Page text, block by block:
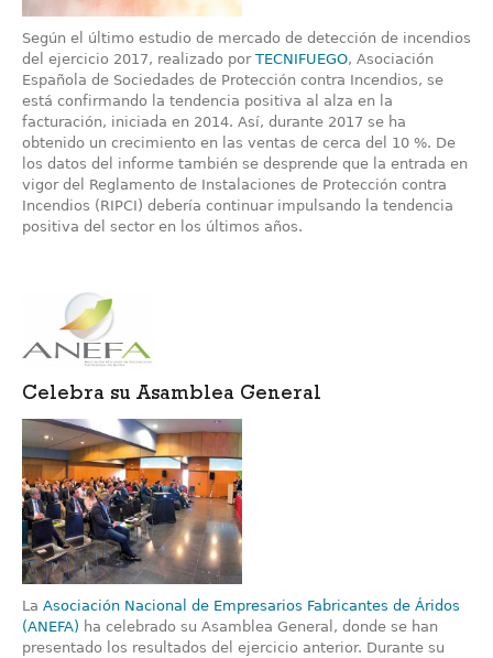
Según el último estudio de mercado de detección de incendios
del ejercicio 2017, realizado por TECNIFUEGO, Asociación
Española de Sociedades de Protección contra Incendios, se
está confirmando la tendencia positiva al alza en la
facturación, iniciada en 2014. Así, durante 2017 se ha
obtenido un crecimiento en las ventas de cerca del 10 %. De
los datos del informe también se desprende que la entrada en
vigor del Reglamento de Instalaciones de Protección contra
Incendios (RIPCI) debería continuar impulsando la tendencia
positiva del sector en los últimos años.
Celebra su Asamblea General
La Asociación Nacional de Empresarios Fabricantes de Áridos
(ANEFA) ha celebrado su Asamblea General, donde se han
presentado los resultados del ejercicio anterior. Durante su